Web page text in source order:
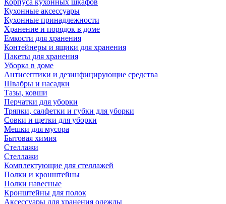
Корпуса кухонных шкафов
Кухонные аксессуары
Кухонные принадлежности
Хранение и порядок в доме
Емкости для хранения
Контейнеры и ящики для хранения
Пакеты для хранения
Уборка в доме
Антисептики и дезинфицирующие средства
Швабры и насадки
Тазы, ковши
Перчатки для уборки
Тряпки, салфетки и губки для уборки
Совки и щетки для уборки
Мешки для мусора
Бытовая химия
Стеллажи
Стеллажи
Комплектующие для стеллажей
Полки и кронштейны
Полки навесные
Кронштейны для полок
Аксессуары для хранения одежды